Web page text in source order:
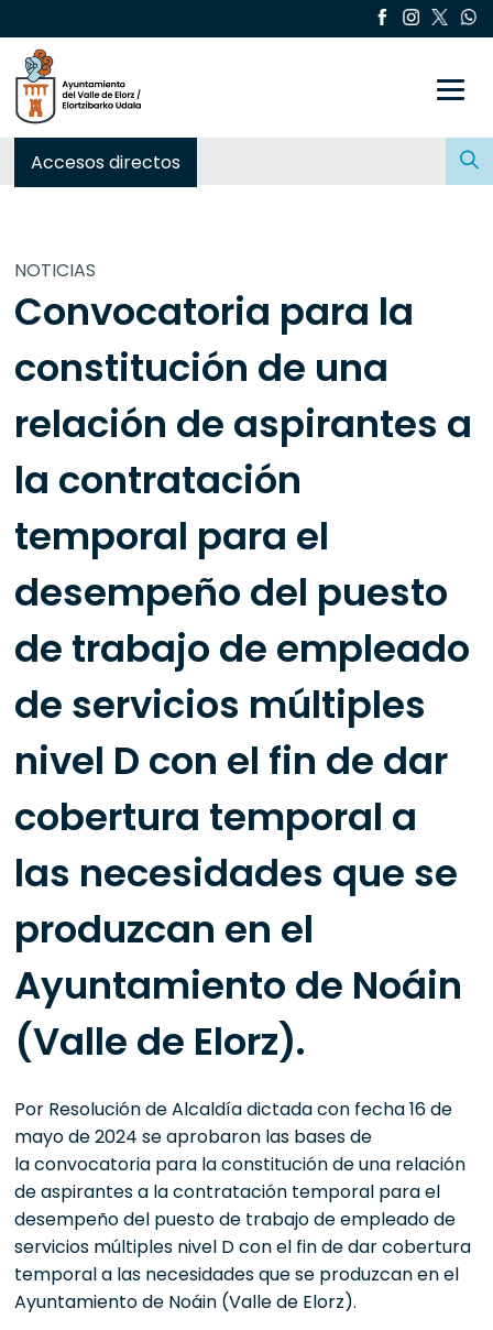
Accesos directos
Buscar:
NOTICIAS
Convocatoria para la
constitución de una
relación de aspirantes a
la contratación
temporal para el
desempeño del puesto
de trabajo de empleado
de servicios múltiples
nivel D con el fin de dar
cobertura temporal a
las necesidades que se
produzcan en el
Ayuntamiento de Noáin
(Valle de Elorz).
Por Resolución de Alcaldía dictada con fecha 16 de
mayo de 2024 se aprobaron las bases de
la convocatoria para la constitución de una relación
de aspirantes a la contratación temporal para el
desempeño del puesto de trabajo de empleado de
servicios múltiples nivel D con el fin de dar cobertura
temporal a las necesidades que se produzcan en el
Ayuntamiento de Noáin (Valle de Elorz).